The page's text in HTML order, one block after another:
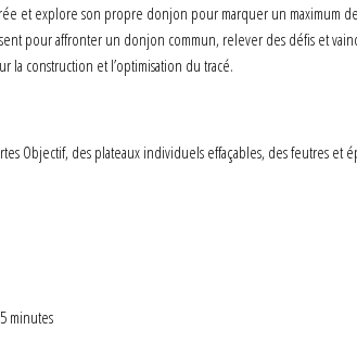
et explore son propre donjon pour marquer un maximum
pour affronter un donjon commun, relever des défis et
la construction et l’optimisation du tracé.
Objectif, des plateaux individuels effaçables, des feutres et
minutes